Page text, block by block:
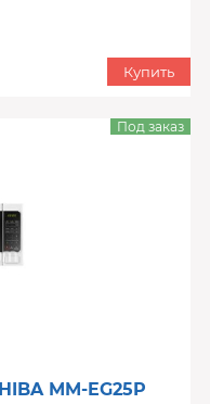
Купить
MM-EG25P
Под заказ